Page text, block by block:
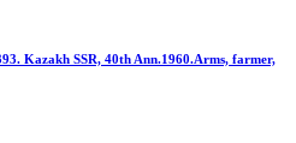
Kazakh SSR, 40th Ann.1960.Arms, farmer,